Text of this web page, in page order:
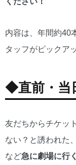
内容は、年間約40
タッフがピックア
◆直前・当
友だちからチケッ
ない？と誘われた、
など急に劇場に行